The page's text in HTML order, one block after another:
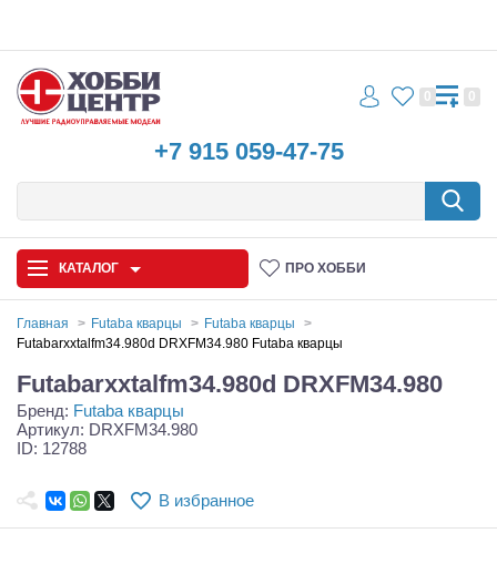
+7 915 059-47-75
0 0
КАТАЛОГ ПРО ХОББИ
Запчасти и аксессуары
Игрушки
Самолеты
Главная Futaba кварцы
Futaba кварцы
Futabarxxtalfm34.980d DRXFM34.980 Futaba кварцы
Futabarxxtalfm34.980d DRXFM34.980
Бренд: Futaba кварцы
Артикул: DRXFM34.980
ID: 12788
В избранное